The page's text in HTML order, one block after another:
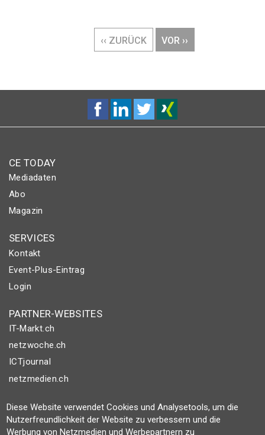
VORHERIGE
‹‹ ZURÜCK
NÄCHSTE
VOR ››
CE TODAY
Mediadaten
Abo
Magazin
SERVICES
Kontakt
Event-Plus-Eintrag
Login
PARTNER-WEBSITES
IT-Markt.ch
netzwoche.ch
ICTjournal
netzmedien.ch
© NETZMEDIEN AG 2026
Impressum
Diese Website verwendet Cookies und Analysetools, um die
Nutzerfreundlichkeit der Website zu verbessern und die
Werbung von Netzmedien und Werbepartnern zu